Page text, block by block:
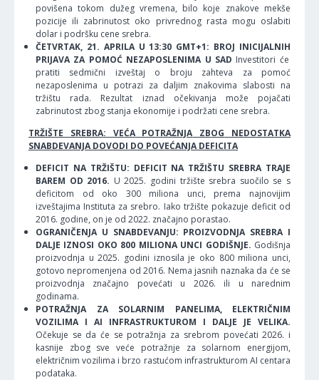
povišena tokom dužeg vremena, bilo koje znakove mekše
pozicije ili zabrinutost oko privrednog rasta mogu oslabiti
dolar i podršku cene srebra.
ČETVRTAK, 21. APRILAU 13:30 GMT+1: BROJ INICIJALNIH
PRIJAVA ZA POMOĆ NEZAPOSLENIMA U SAD Investitori će
pratiti sedmični izveštaj o broju zahteva za pomoć
nezaposlenima u potrazi za daljim znakovima slabosti na
tržištu rada. Rezultat iznad očekivanja može pojačati
zabrinutost zbog stanja ekonomije i podržati cene srebra.
TRŽIŠTE SREBRA: VEĆAPOTRAŽNJA ZBOG NEDOSTATKA
SNABDEVANJA DOVODI DO POVEĆANJA DEFICITA
DEFICIT NA TRŽIŠTU: DEFICIT NA TRŽIŠTU SREBRA TRAJE
BAREM OD 2016. U 2025. godini tržište srebra suočilo se s
deficitom od oko 300 miliona unci, prema najnovijim
izveštajima Instituta za srebro. Iako tržište pokazuje deficit od
2016. godine, on je od 2022. značajno porastao.
OGRANIČENJA U SNABDEVANJU: PROIZVODNJA SREBRA I
DALJE IZNOSI OKO 800 MILIONA UNCI GODIŠNJE. Godišnja
proizvodnja u 2025. godini iznosila je oko 800 miliona unci,
gotovo nepromenjena od 2016. Nema jasnih naznaka da će se
proizvodnja značajno povećati u 2026. ili u narednim
godinama.
POTRAŽNJA ZA SOLARNIM PANELIMA, ELEKTRIČNIM
VOZILIMA I AI INFRASTRUKTUROM I DALJE JE VELIKA.
Očekuje se da će se potražnja za srebrom povećati 2026. i
kasnije zbog sve veće potražnje za solarnom energijom,
električnim vozilima i brzo rastućom infrastrukturom AI centara
podataka.